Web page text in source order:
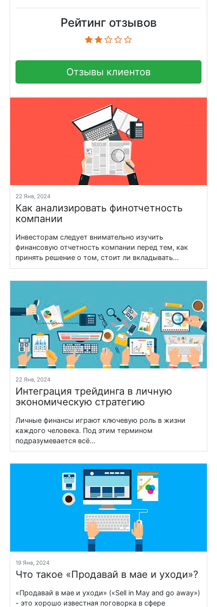
Рейтинг отзывов
Отзывы клиентов
22 Янв, 2024
Как анализировать финотчетность
компании
Инвесторам следует внимательно изучить
финансовую отчетность компании перед тем, как
принять решение о том, стоит ли вкладывать...
22 Янв, 2024
Интеграция трейдинга в личную
экономическую стратегию
Личные финансы играют ключевую роль в жизни
каждого человека. Под этим термином
подразумевается всё...
19 Янв, 2024
Что такое «Продавай в мае и уходи»?
«Продавай в мае и уходи» («Sell in May and go away»)
- это хорошо известная поговорка в сфере